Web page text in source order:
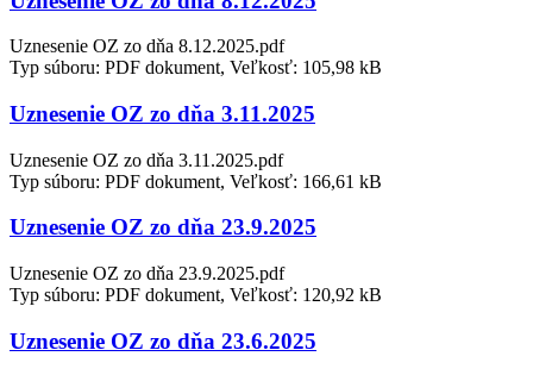
Uznesenie OZ zo dňa 8.12.2025.pdf
Typ súboru: PDF dokument, Veľkosť: 105,98 kB
Uznesenie OZ zo dňa 3.11.2025
Uznesenie OZ zo dňa 3.11.2025.pdf
Typ súboru: PDF dokument, Veľkosť: 166,61 kB
Uznesenie OZ zo dňa 23.9.2025
Uznesenie OZ zo dňa 23.9.2025.pdf
Typ súboru: PDF dokument, Veľkosť: 120,92 kB
Uznesenie OZ zo dňa 23.6.2025